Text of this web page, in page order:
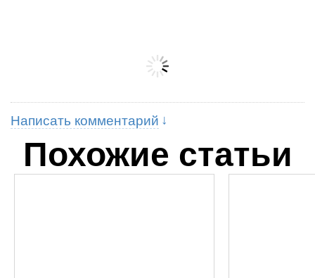
Написать комментарий
Похожие статьи